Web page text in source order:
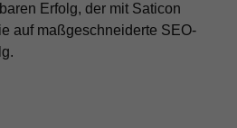
Erfolg, der mit Saticon
auf maßgeschneiderte SEO-